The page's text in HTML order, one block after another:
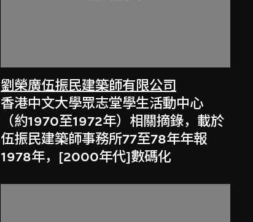
劉榮廣伍振民建築師有限公司
香港中文大學眾志堂學生活動中心
（約1970至1972年）相關摘錄，載於
伍振民建築師事務所77至78年年報
1978年，[2000年代]數碼化